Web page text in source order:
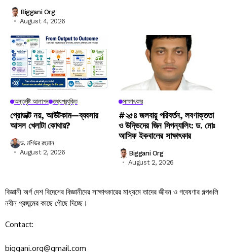
Biggani Org
August 4, 2026
অন্তর্দৃষ্টি আলাপন তথ্যপ্রযুক্তি
প্রোডাক্ট নয়, আউটকাম—ব্যবসার
আসল খেলাটা কোথায়?
ড. মশিউর রহমান
August 2, 2026
সাক্ষাৎকার
#২৫৪ জলবায়ু পরিবর্তন, লবণাক্ততা
ও উদ্ভিদের জিন সিগন্যালিং: ড. মোঃ
আসিফ ইকবালের সাক্ষাৎকার
Biggani Org
August 2, 2026
বিজ্ঞানী অর্গ দেশ বিদেশের বিজ্ঞানীদের সাক্ষাৎকারের মাধ্যমে তাদের জীবন ও গবেষণার গল্পগুলি
নবীন প্রজন্মের কাছে পৌছে দিচ্ছে।
Contact:
biggani.org@gmail.com